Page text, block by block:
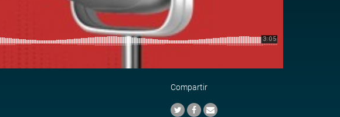
Compartir